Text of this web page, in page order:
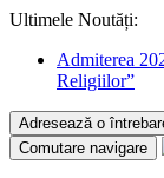
Ultimele Noutăți:
Admiterea
Religiilor”
Adresează o
Comutare navigare